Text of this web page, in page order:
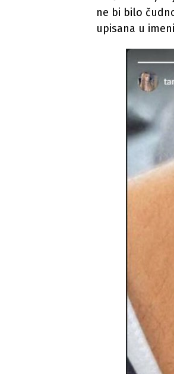
ne bi bilo
upisana u